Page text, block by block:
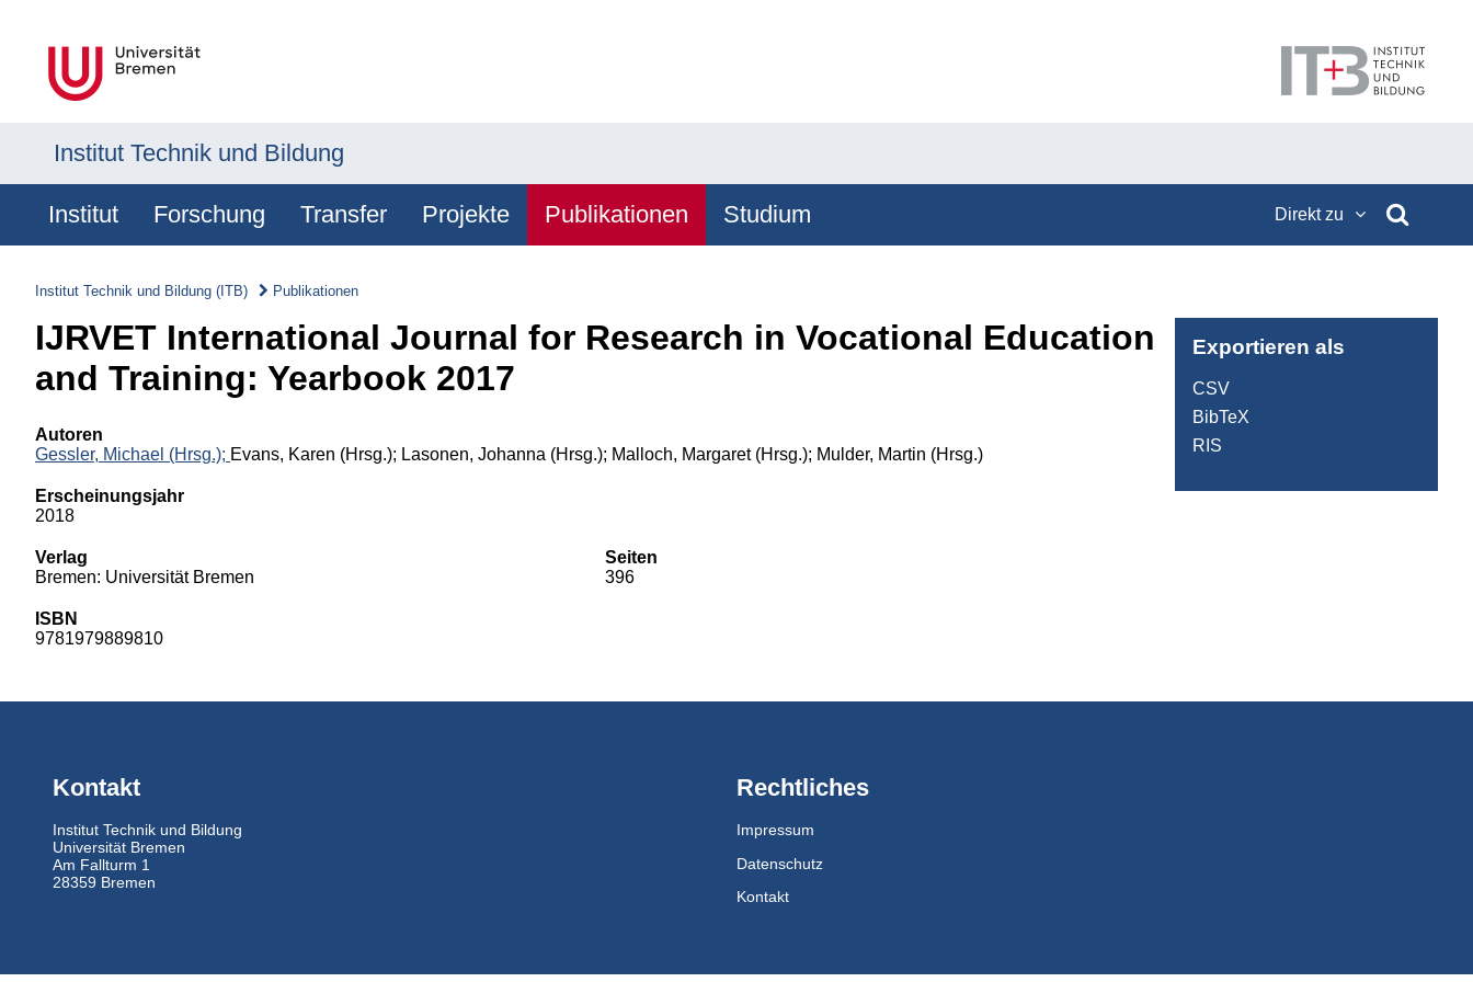
Institut Technik und Bildung
Institut Forschung Transfer Projekte Publikationen Studium Direkt zu
Institut Technik und Bildung (ITB) Publikationen
IJRVET International Journal for Research in Vocational Education
and Training: Yearbook 2017
Autoren
Gessler, Michael (Hrsg.); Evans, Karen (Hrsg.); Lasonen, Johanna (Hrsg.); Malloch, Margaret (Hrsg.); Mulder, Martin (Hrsg.)
Erscheinungsjahr
2018
Verlag
Bremen: Universität Bremen
Seiten
396
ISBN
9781979889810
Exportieren als
CSV
BibTeX
RIS
Kontakt
Institut Technik und Bildung
Universität Bremen
Am Fallturm 1
28359 Bremen
Rechtliches
Impressum
Datenschutz
Kontakt